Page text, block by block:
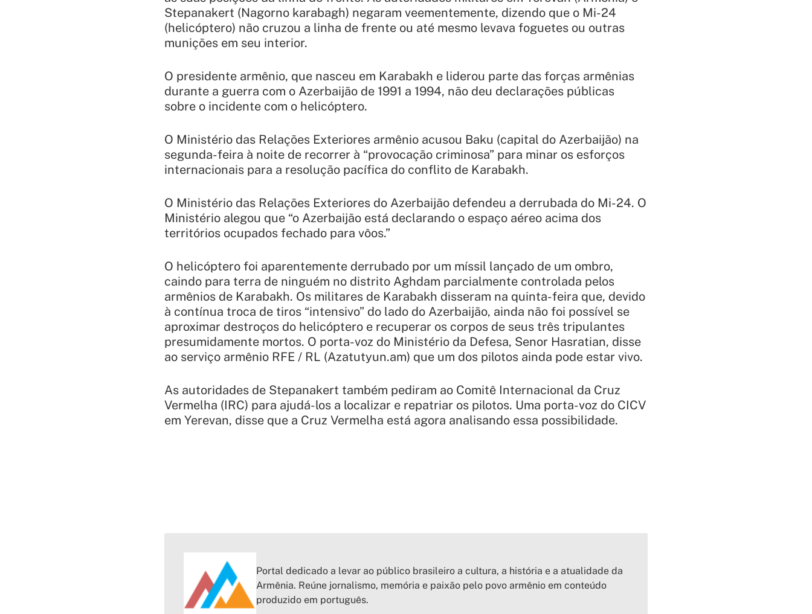
Stepanakert (Nagorno karabagh) negaram veementemente, dizendo que o Mi-24
(helicóptero) não cruzou a linha de frente ou até mesmo levava foguetes ou outras
munições em seu interior.
O presidente armênio, que nasceu em Karabakh e liderou parte das forças armênias
durante a guerra com o Azerbaijão de 1991 a 1994, não deu declarações públicas
sobre o incidente com o helicóptero.
O Ministério das Relações Exteriores armênio acusou Baku (capital do Azerbaijão) na
segunda-feira à noite de recorrer à “provocação criminosa” para minar os esforços
internacionais para a resolução pacífica do conflito de Karabakh.
O Ministério das Relações Exteriores do Azerbaijão defendeu a derrubada do Mi-24. O
Ministério alegou que “o Azerbaijão está declarando o espaço aéreo acima dos
territórios ocupados fechado para vôos.”
O helicóptero foi aparentemente derrubado por um míssil lançado de um ombro,
caindo para terra de ninguém no distrito Aghdam parcialmente controlada pelos
armênios de Karabakh. Os militares de Karabakh disseram na quinta-feira que, devido
à contínua troca de tiros “intensivo” do lado do Azerbaijão, ainda não foi possível se
aproximar destroços do helicóptero e recuperar os corpos de seus três tripulantes
presumidamente mortos. O porta-voz do Ministério da Defesa, Senor Hasratian, disse
ao serviço armênio RFE / RL (Azatutyun.am) que um dos pilotos ainda pode estar vivo.
As autoridades de Stepanakert também pediram ao Comitê Internacional da Cruz
Vermelha (IRC) para ajudá-los a localizar e repatriar os pilotos. Uma porta-voz do CICV
em Yerevan, disse que a Cruz Vermelha está agora analisando essa possibilidade.
Portal dedicado a levar ao público brasileiro a cultura, a história e a atualidade da
Armênia. Reúne jornalismo, memória e paixão pelo povo armênio em conteúdo
produzido em português.